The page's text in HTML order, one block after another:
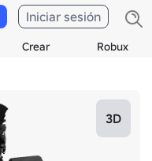
Crear Robux
Iniciar sesión
3D